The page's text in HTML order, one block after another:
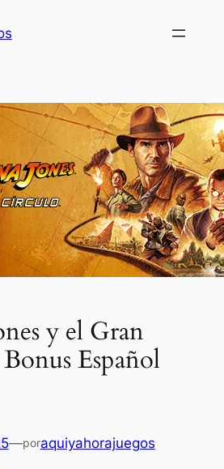
y el Gran
Español
—poraquiyahorajuegos